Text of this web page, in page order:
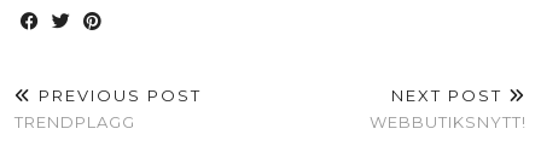
PREVIOUS POST
TRENDPLAGG
NEXT POST
WEBBUTIKSNYTT!